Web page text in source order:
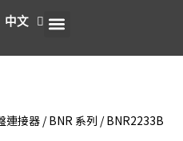
中文
English
選
單
連接器/BNR 系列 / BNR2233B